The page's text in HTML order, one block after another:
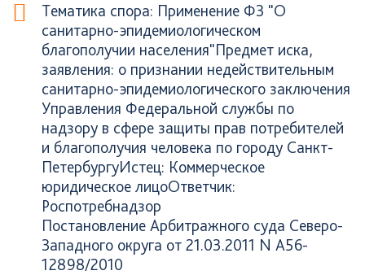
Тематика спора: Применение ФЗ "О
санитарно-эпидемиологическом
благополучии населения"Предмет иска,
заявления: о признании недействительным
санитарно-эпидемиологического заключения
Управления Федеральной службы по
надзору в сфере защиты прав потребителей
и благополучия человека по городу Санкт-
ПетербургуИстец: Коммерческое
юридическое лицоОтветчик:
Роспотребнадзор
Постановление Арбитражного суда Северо-
Западного округа от 21.03.2011 N А56-
12898/2010